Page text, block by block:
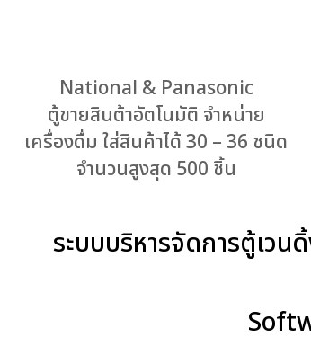
National & Panasonic
ตู้ขายสินต้าอัตโนมัติ จำหน่าย
เครื่องดื่ม ใส่สินค้าได้ 30 – 36 ชนิด
จำนวนสูงสุด 500 ชิ้น
ระบบบริหารจัดการตู้เว